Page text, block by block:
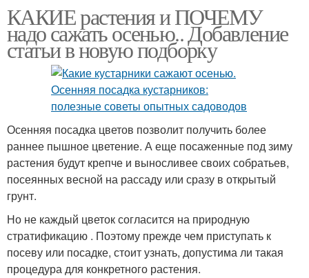
КАКИЕ растения и ПОЧЕМУ
надо сажать осенью.. Добавление
статьи в новую подборку
Осенняя посадка цветов позволит получить более
раннее пышное цветение. А еще посаженные под зиму
растения будут крепче и выносливее своих собратьев,
посеянных весной на рассаду или сразу в открытый
грунт.
Но не каждый цветок согласится на природную
стратификацию . Поэтому прежде чем приступать к
посеву или посадке, стоит узнать, допустима ли такая
процедура для конкретного растения.